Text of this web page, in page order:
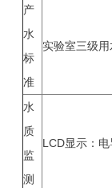
产
水
标
准
实验室三级
水
质
监
测
LCD显示：